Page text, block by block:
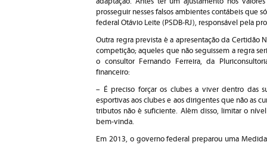
prosseguir nesses falsos ambientes contábeis que
federal Otávio Leite (PSDB-RJ), responsável pela
Outra regra prevista é a apresentação da Certidão
competição; aqueles que não seguissem a regra
o consultor Fernando Ferreira, da
financeiro:
– É preciso forçar os clubes a viver dentro das
esportivas aos clubes e aos dirigentes que não as
tributos não é suficiente. Além disso, limitar o
bem-vinda.
Em 2013, o governo federal preparou uma